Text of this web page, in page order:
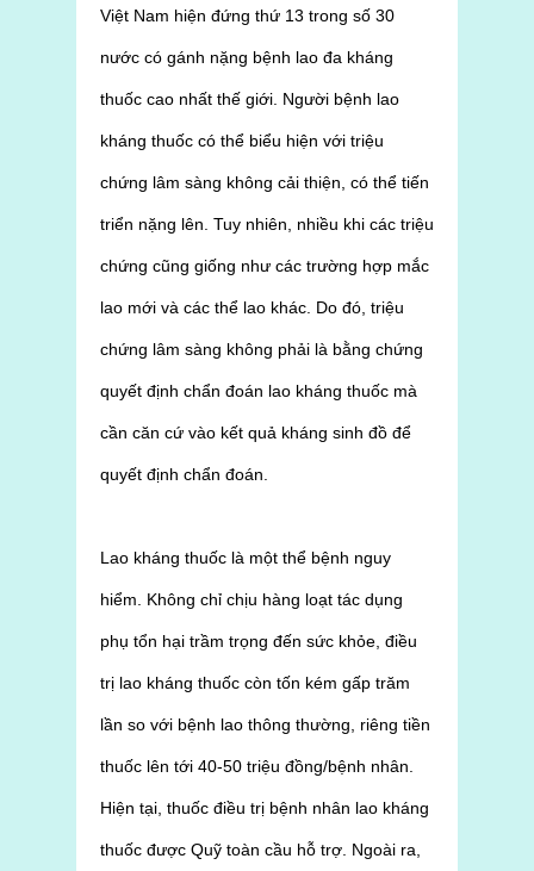
Việt Nam hiện đứng thứ 13 trong số 30
nước có gánh nặng bệnh lao đa kháng
thuốc cao nhất thế giới. Người bệnh lao
kháng thuốc có thể biểu hiện với triệu
chứng lâm sàng không cải thiện, có thể tiến
triển nặng lên. Tuy nhiên, nhiều khi các triệu
chứng cũng giống như các trường hợp mắc
lao mới và các thể lao khác. Do đó, triệu
chứng lâm sàng không phải là bằng chứng
quyết định chẩn đoán lao kháng thuốc mà
cần căn cứ vào kết quả kháng sinh đồ để
quyết định chẩn đoán.
Lao kháng thuốc là một thể bệnh nguy
hiểm. Không chỉ chịu hàng loạt tác dụng
phụ tổn hại trầm trọng đến sức khỏe, điều
trị lao kháng thuốc còn tốn kém gấp trăm
lần so với bệnh lao thông thường, riêng tiền
thuốc lên tới 40-50 triệu đồng/bệnh nhân.
Hiện tại, thuốc điều trị bệnh nhân lao kháng
thuốc được Quỹ toàn cầu hỗ trợ. Ngoài ra,